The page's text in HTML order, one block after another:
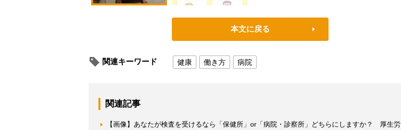
本文に戻る
関連キーワード 健康 働き方 病院
関連記事
【画像】あなたが検査を受けるなら「保健所」or「病院・診察所」どちらにしますか？ 厚生労